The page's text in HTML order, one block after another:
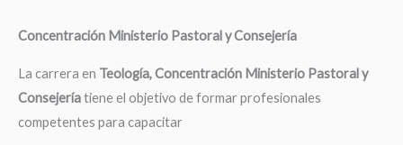
Concentración Ministerio Pastoral y Consejería
La carrera en Teología, Concentración Ministerio Pastoral y
Consejeríatiene el objetivo de formar profesionales
competentes para capacitar